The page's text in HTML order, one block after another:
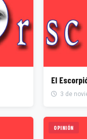
El
3 de
OPINIÓN